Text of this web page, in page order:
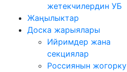
жетекчилердин УБ
Жаңылыктар
Доска жарыялары
Ийримдер жана
секциялар
Россиянын жогорку